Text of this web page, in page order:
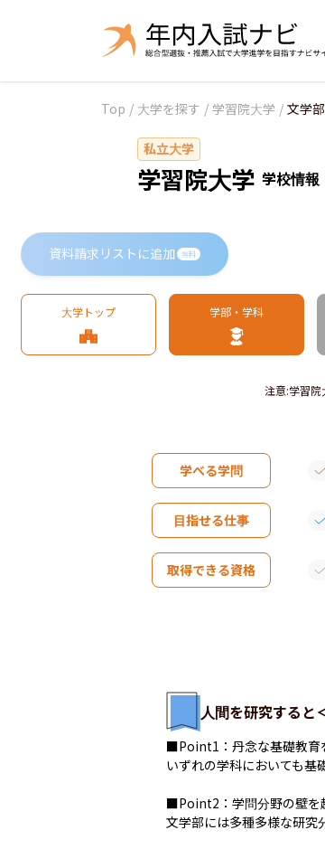
Top / 大学を探す / 学習院大学 / 文学部
私立大学
学習院大学 学校情報
資料請求リストに追加 無料
大学トップ 学部・学科
注意:学習院
学べる学問
目指せる仕事
取得できる資格
人間を研究すると
■Point1：丹念な基礎教育
いずれの学科においても基
■Point2：学問分野の壁を
文学部には多種多様な研究